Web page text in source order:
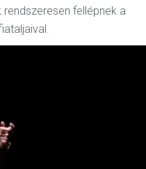
fellépnek a